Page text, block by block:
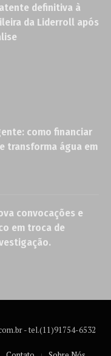
definitiva à
da Liderroll após
como financiar
transforma água em
convocações e
em troca de
- tel.(11)91754-6532